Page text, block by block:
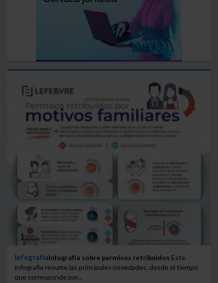
InfografíaInfografía sobre permisos retribuidos Esta
infografía resume las principales novedades, desde el tiempo
que corresponde por...